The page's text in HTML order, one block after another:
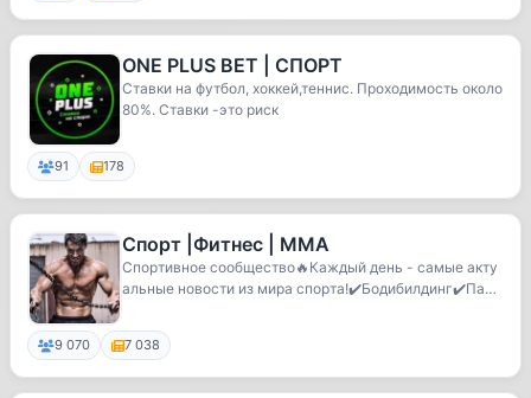
ONE PLUS BET | СПОРТ
Ставки на футбол, хоккей,теннис. Проходимость около
80%. Ставки -это риск
91 178
Спорт |Фитнес | ММА
Спортивное сообщество🔥Каждый день - самые акту
альные новости из мира спорта!✔️Бодибилдинг✔️Пауэ
9 070 7 038